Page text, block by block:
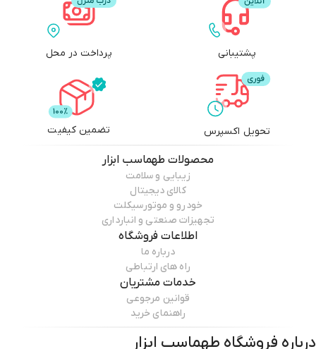
پشتیبانی پرداخت در محل
تحویل اکسپرس تضمین کیفیت
محصولات طهماسب ابزار
زیبایی و سلامت
کالای دیجیتال
خودرو و موتورسیکلت
تجهیزات صنعتی و انبارداری
اطلاعات فروشگاه
درباره ما
راه های ارتباطی
خدمات مشتریان
قوانین مرجوعی
راهنمای خرید
درباره فروشگاه طهماسب ابزار